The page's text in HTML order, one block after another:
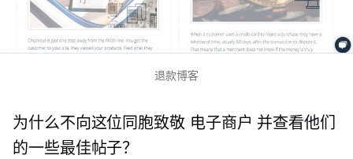
退款博客
为什么不向这位同胞致敬 电子商户 并查看他们
的一些最佳帖子？